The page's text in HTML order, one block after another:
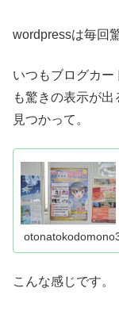
wordpressは毎回
いつもブログカ
も驚きの表示が
見つかって。
こんな感じです。